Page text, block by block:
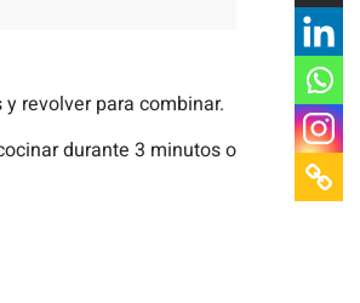
revolver para combinar.
durante 3 minutos o